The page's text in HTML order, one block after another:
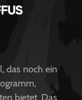
das noch ein
bietet. Das